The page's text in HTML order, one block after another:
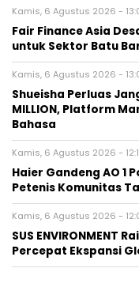
Kamis, 6 Agustus 2026 -
Fair Finance Asia
untuk Sektor Batu
Kamis, 6 Agustus 2026 -
Shueisha Perluas
MILLION, Platform
Bahasa
Kamis, 6 Agustus 2026 -
Haier Gandeng AO 1
Petenis Komunitas
Kamis, 6 Agustus 2026 -
SUS ENVIRONMENT
Percepat Ekspansi